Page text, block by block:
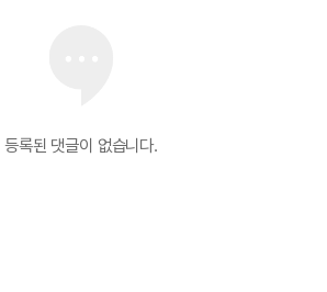
등록된 댓글이 없습니다.